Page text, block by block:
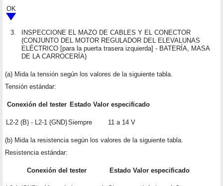
OK
3.
INSPECCIONE EL MAZO DE CABLES Y EL CONECTOR
(CONJUNTO DEL MOTOR REGULADOR DEL ELEVALUNAS
ELÉCTRICO [para la puerta trasera izquierda] - BATERÍA, MASA
DE LA CARROCERÍA)
(a) Mida la tensión según los valores de la siguiente tabla.
Tensión estándar:
Conexión del tester Estado Valor especificado
L2-2 (B) - L2-1 (GND)Siempre 11 a 14 V
(b) Mida la resistencia según los valores de la siguiente tabla.
Resistencia estándar:
Conexión del tester Estado Valor especificado